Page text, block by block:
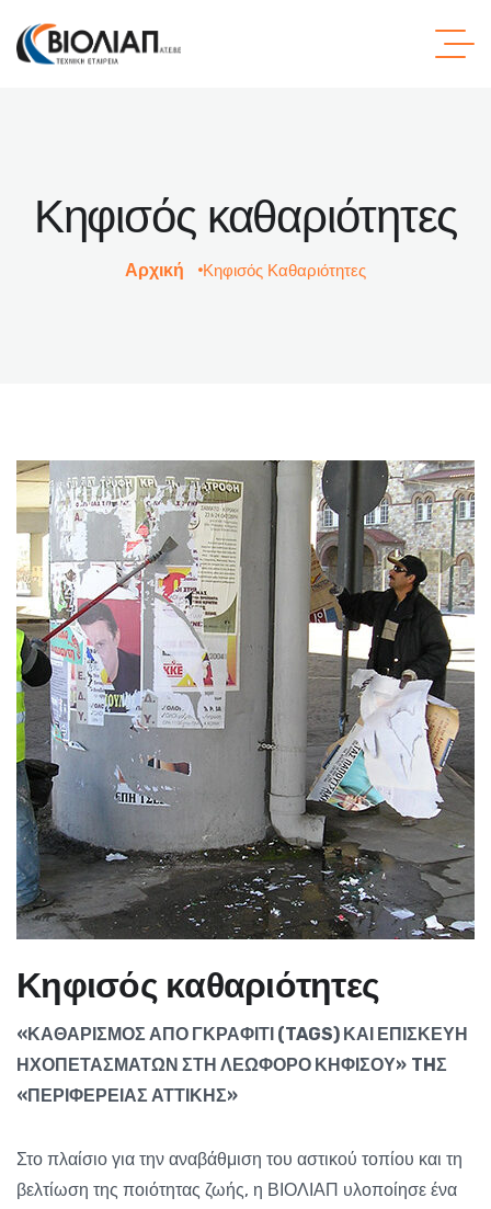
Κηφισός καθαριότητες
Αρχική Κηφισός Καθαριότητες
Κηφισός καθαριότητες
«ΚΑΘΑΡΙΣΜΟΣ ΑΠΟ ΓΚΡΑΦΙΤΙ (TAGS) ΚΑΙ ΕΠΙΣΚΕΥΗ
ΗΧΟΠΕΤΑΣΜΑΤΩΝ ΣΤΗ ΛΕΩΦΟΡΟ ΚΗΦΙΣΟΥ» THΣ
«ΠΕΡΙΦΕΡΕΙΑΣ ΑΤΤΙΚΗΣ»
Στο πλαίσιο για την αναβάθμιση του αστικού τοπίου και τη
βελτίωση της ποιότητας ζωής, η ΒΙΟΛΙΑΠ υλοποίησε ένα